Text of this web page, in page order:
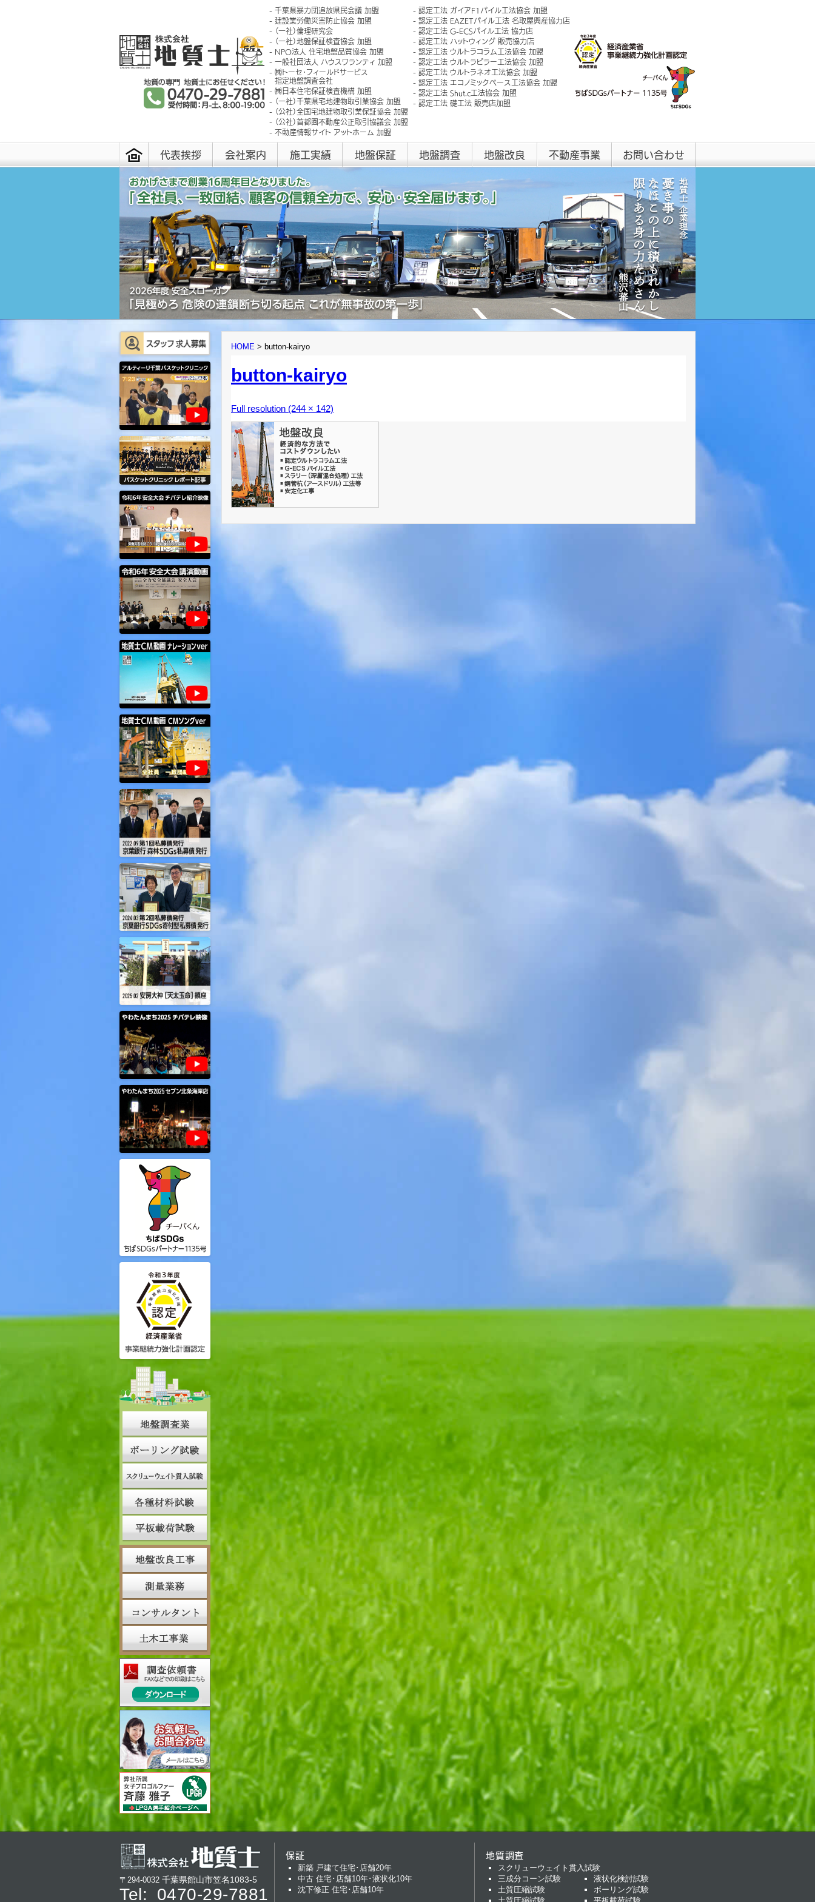
千葉県暴力団追放県民会議 加盟
建設業労働災害防止協会 加盟
（一社）倫理研究会
（一社）地盤保証検査協会 加盟
NPO法人 住宅地盤品質協会 加盟
一般社団法人 ハウスワランティ 加盟
㈱トーセ･フィールドサービス
指定地盤調査会社
㈱日本住宅保証検査機構 加盟
（一社）千葉県宅地建物取引業協会 加盟
（公社）全国宅地建物取引業保証協会 加盟
（公社）首都圏不動産公正取引協議会 加盟
不動産情報サイト アットホーム 加盟
認定工法 ガイアF1パイル工法協会 加盟
認定工法 EAZETパイル工法 名取屋興産協力店
認定工法 G-ECSパイル工法 協力店
認定工法 ハットウィング 販売協力店
認定工法 ウルトラコラム工法協会 加盟
認定工法 ウルトラピラー工法協会 加盟
認定工法 ウルトラネオ工法協会 加盟
認定工法 エコノミックベース工法協会 加盟
認定工法 Shut.c工法協会 加盟
認定工法 礎工法 販売店加盟
代表挨拶 会社案内 施工実績 地盤保証 地盤調査 地盤改良 不動産事業 お問い合わせ
HOME > button-kairyo
button-kairyo
Full resolution (244 × 142)
〒294-0032 千葉県館山市笠名1083-5
Tel: 0470-29-7881
保証
新築 戸建て住宅･店舗20年
中古 住宅･店舗10年･液状化10年
沈下修正 住宅･店舗10年
地質調査
スクリューウェイト貫入試験
三成分コーン試験
液状化検討試験
土質圧縮試験
ボーリング試験